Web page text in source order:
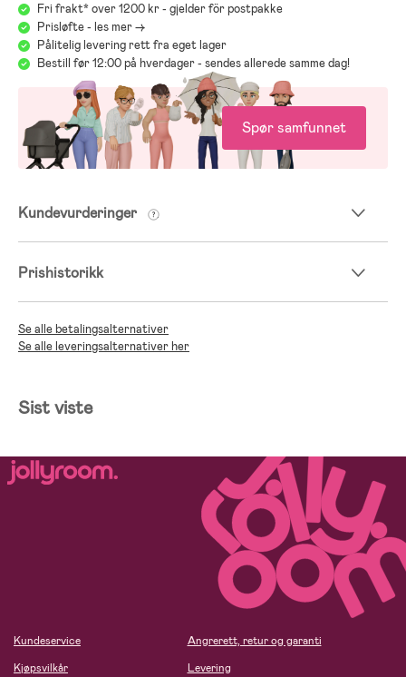
Fri frakt* over 1200 kr - gjelder för postpakke
Prisløfte - les mer ->
Pålitelig levering rett fra eget lager
Bestill før 12:00 på hverdager - sendes allerede samme dag!
Spør samfunnet
Kundevurderinger
Prishistorikk
Se alle betalingsalternativer
Se alle leveringsalternativer her
Sist viste
Kundeservice
Kjøpsvilkår
Angrerett, retur og garanti
Levering